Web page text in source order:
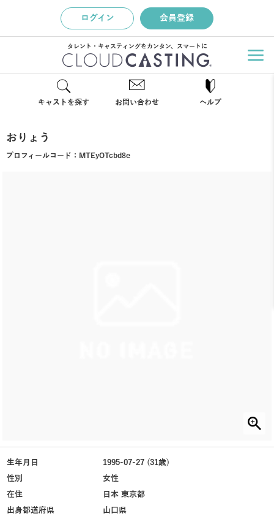
ログイン 会員登録
タレント・キャスティングをカンタン、スマートに
キャストを探す お問い合わせ ヘルプ
おりょう
プロフィールコード： MTEyOTcbd8e
生年月日
1995-07-27 (31歳)
性別
女性
在住
日本 東京都
出身都道府県
山口県